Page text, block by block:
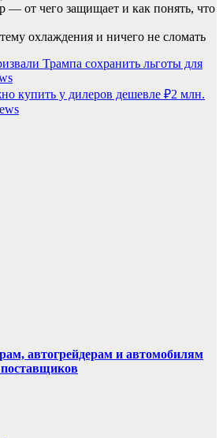
— от чего защищает и как понять, что
охлаждения и ничего не сломать
Трампа сохранить льготы для
купить у дилеров дешевле ₽2 млн.
автогрейдерам и автомобилям